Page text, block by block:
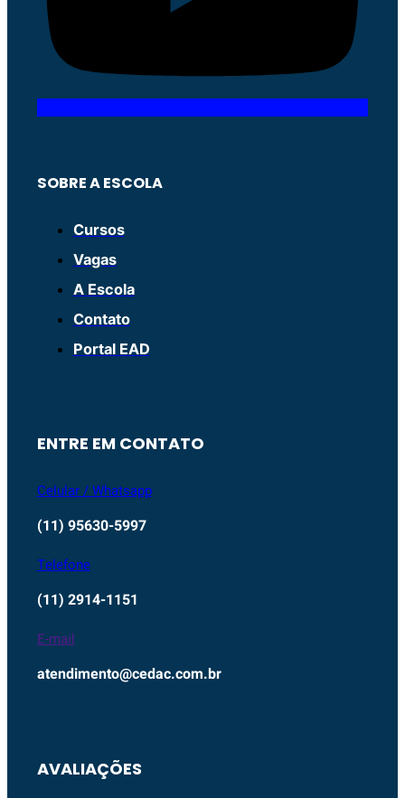
SOBRE A ESCOLA
Cursos
Vagas
A Escola
Contato
Portal EAD
ENTRE EM CONTATO
Celular / Whatsapp
(11) 95630-5997
Telefone
(11) 2914-1151
E-mail
atendimento@cedac.com.br
AVALIAÇÕES